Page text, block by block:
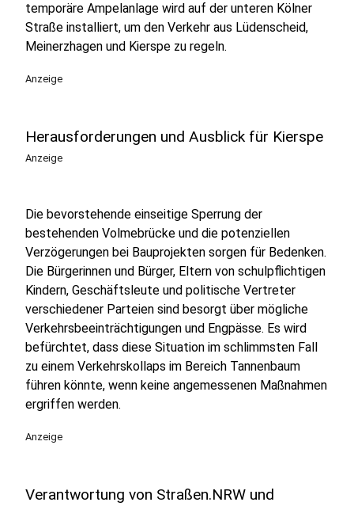
temporäre Ampelanlage wird auf der unteren Kölner
Straße installiert, um den Verkehr aus Lüdenscheid,
Meinerzhagen und Kierspe zu regeln.
Anzeige
Herausforderungen und Ausblick für Kierspe
Anzeige
Die bevorstehende einseitige Sperrung der
bestehenden Volmebrücke und die potenziellen
Verzögerungen bei Bauprojekten sorgen für Bedenken.
Die Bürgerinnen und Bürger, Eltern von schulpflichtigen
Kindern, Geschäftsleute und politische Vertreter
verschiedener Parteien sind besorgt über mögliche
Verkehrsbeeinträchtigungen und Engpässe. Es wird
befürchtet, dass diese Situation im schlimmsten Fall
zu einem Verkehrskollaps im Bereich Tannenbaum
führen könnte, wenn keine angemessenen Maßnahmen
ergriffen werden.
Anzeige
Verantwortung von Straßen.NRW und